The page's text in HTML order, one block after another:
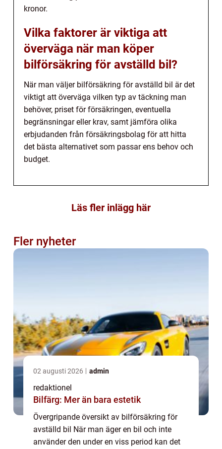
kronor.
Vilka faktorer är viktiga att
överväga när man köper
bilförsäkring för avställd bil?
När man väljer bilförsäkring för avställd bil är det
viktigt att överväga vilken typ av täckning man
behöver, priset för försäkringen, eventuella
begränsningar eller krav, samt jämföra olika
erbjudanden från försäkringsbolag för att hitta
det bästa alternativet som passar ens behov och
budget.
Läs fler inlägg här
Fler nyheter
02 augusti 2026 admin
redaktionel
Bilfärg: Mer än bara estetik
Övergripande översikt av bilförsäkring för
avställd bil När man äger en bil och inte
använder den under en viss period kan det